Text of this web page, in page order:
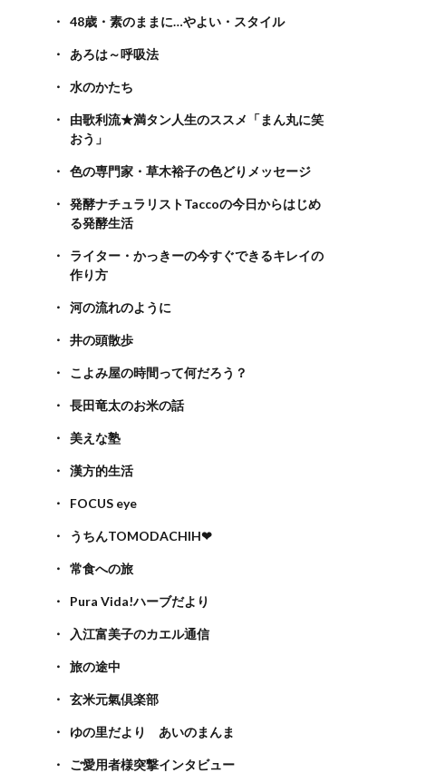
48歳・素のままに…やよい・スタイル
あろは～呼吸法
水のかたち
由歌利流★満タン人生のススメ「まん丸に笑
おう」
色の専門家・草木裕子の色どりメッセージ
発酵ナチュラリストTaccoの今日からはじめ
る発酵生活
ライター・かっきーの今すぐできるキレイの
作り方
河の流れのように
井の頭散歩
こよみ屋の時間って何だろう？
長田竜太のお米の話
美えな塾
漢方的生活
FOCUS eye
うちんTOMODACHIH❤
常食への旅
Pura Vida!ハーブだより
入江富美子のカエル通信
旅の途中
玄米元氣倶楽部
ゆの里だより あいのまんま
ご愛用者様突撃インタビュー